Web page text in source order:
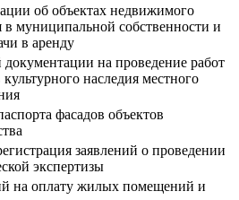
об объектах недвижимого
муниципальной собственности и
в аренду
на проведение работ
наследия местного
фасадов объектов
заявлений о проведении
экспертизы
на оплату жилых помещений и